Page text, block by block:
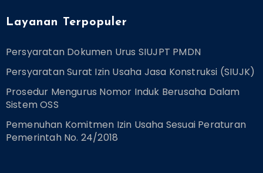
Layanan Terpopuler
Persyaratan Dokumen Urus SIUJPT PMDN
Persyaratan Surat Izin Usaha Jasa Konstruksi (SIUJK)
Prosedur Mengurus Nomor Induk Berusaha Dalam
Sistem OSS
Pemenuhan Komitmen Izin Usaha Sesuai Peraturan
Pemerintah No. 24/2018